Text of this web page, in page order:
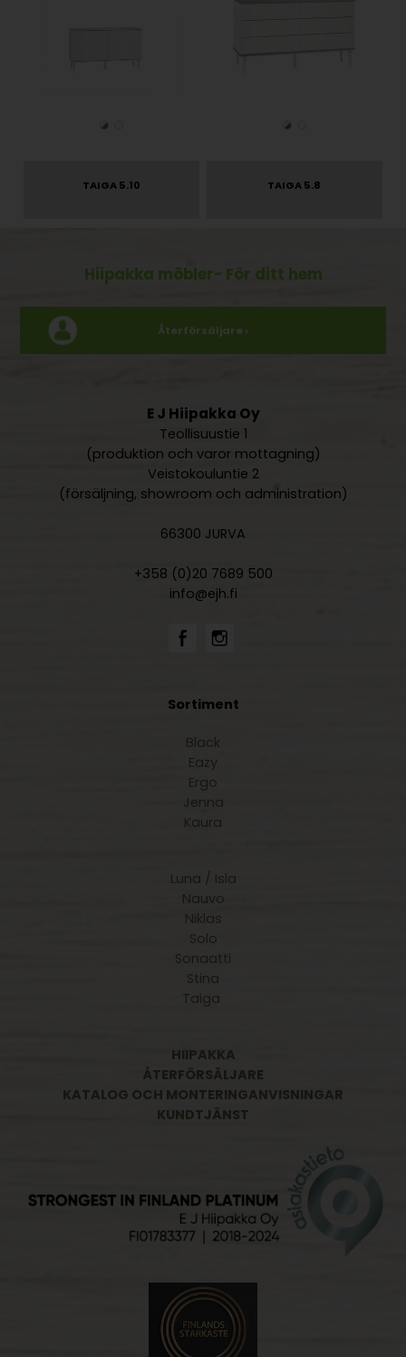
TAIGA 5.10 TAIGA 5.8
Hiipakka möbler- För ditt hem
Återförsäljare ›
E J Hiipakka Oy
Teollisuustie 1
(produktion och varor mottagning)
Veistokouluntie 2
(försäljning, showroom och administration)
66300 JURVA
+358 (0)20 7689 500
info@ejh.fi
Sortiment
Black
Eazy
Ergo
Jenna
Kaura
Luna / Isla
Nauvo
Niklas
Solo
Sonaatti
Stina
Taiga
HIIPAKKA
ÅTERFÖRSÄLJARE
KATALOG OCH MONTERINGANVISNINGAR
KUNDTJÄNST